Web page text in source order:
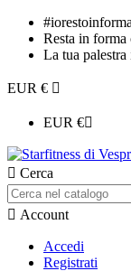
#iorestoinforma
Resta in forma
La tua palestra
EUR € 
EUR €
 Cerca
 Account
Accedi
Registrati